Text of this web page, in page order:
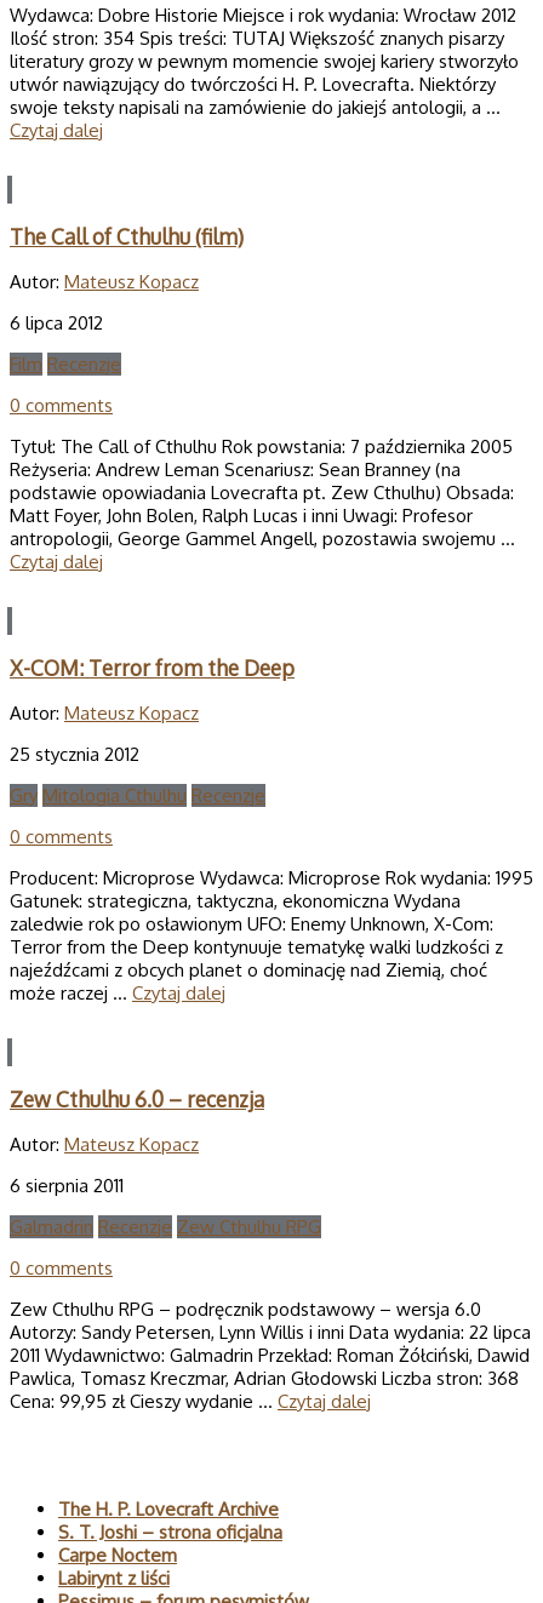
Wydawca: Dobre Historie Miejsce i rok wydania: Wrocław 2012
Ilość stron: 354 Spis treści: TUTAJ Większość znanych pisarzy
literatury grozy w pewnym momencie swojej kariery stworzyło
utwór nawiązujący do twórczości H. P. Lovecrafta. Niektórzy
swoje teksty napisali na zamówienie do jakiejś antologii, a …
Czytaj dalej
The Call of Cthulhu (film)
Autor: Mateusz Kopacz
6 lipca 2012
Film Recenzje
0 comments
Tytuł: The Call of Cthulhu Rok powstania: 7 października 2005
Reżyseria: Andrew Leman Scenariusz: Sean Branney (na
podstawie opowiadania Lovecrafta pt. Zew Cthulhu) Obsada:
Matt Foyer, John Bolen, Ralph Lucas i inni Uwagi: Profesor
antropologii, George Gammel Angell, pozostawia swojemu …
Czytaj dalej
X-COM: Terror from the Deep
Autor: Mateusz Kopacz
25 stycznia 2012
Gry Mitologia Cthulhu Recenzje
0 comments
Producent: Microprose Wydawca: Microprose Rok wydania: 1995
Gatunek: strategiczna, taktyczna, ekonomiczna Wydana
zaledwie rok po osławionym UFO: Enemy Unknown, X-Com:
Terror from the Deep kontynuuje tematykę walki ludzkości z
najeźdźcami z obcych planet o dominację nad Ziemią, choć
może raczej … Czytaj dalej
Zew Cthulhu 6.0 – recenzja
Autor: Mateusz Kopacz
6 sierpnia 2011
Galmadrin Recenzje Zew Cthulhu RPG
0 comments
Zew Cthulhu RPG – podręcznik podstawowy – wersja 6.0
Autorzy: Sandy Petersen, Lynn Willis i inni Data wydania: 22 lipca
2011 Wydawnictwo: Galmadrin Przekład: Roman Żółciński, Dawid
Pawlica, Tomasz Kreczmar, Adrian Głodowski Liczba stron: 368
Cena: 99,95 zł Cieszy wydanie … Czytaj dalej
The H. P. Lovecraft Archive
S. T. Joshi – strona oficjalna
Carpe Noctem
Labirynt z liści